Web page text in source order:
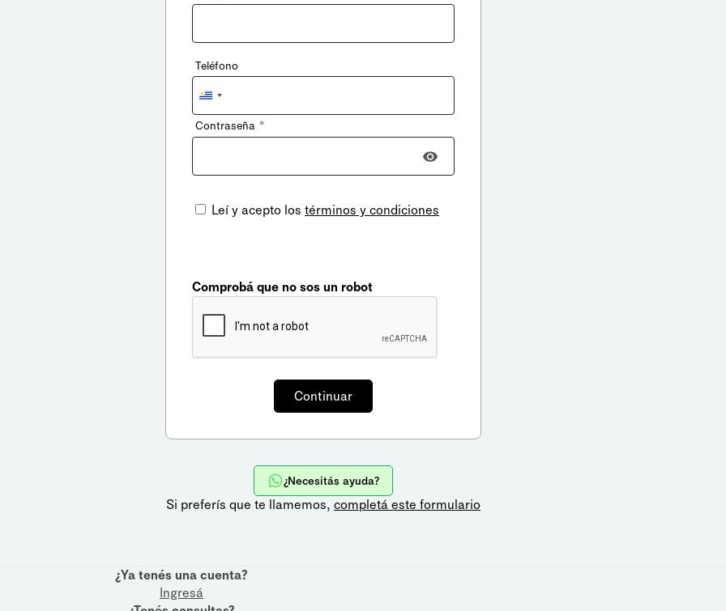
Teléfono
Uruguay
+598
Contraseña *
Leí y acepto los términos y condiciones
Comprobá que no sos un robot
¿Necesitás ayuda?
Si preferís que te llamemos, completá este formulario
¿Ya tenés una cuenta?
Ingresá